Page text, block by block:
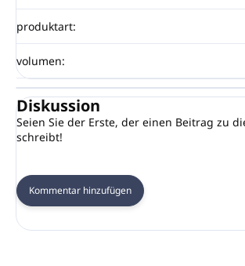
produktart:
volumen:
Diskussion
Seien Sie der Erste, der einen Beitrag zu
schreibt!
Kommentar hinzufügen